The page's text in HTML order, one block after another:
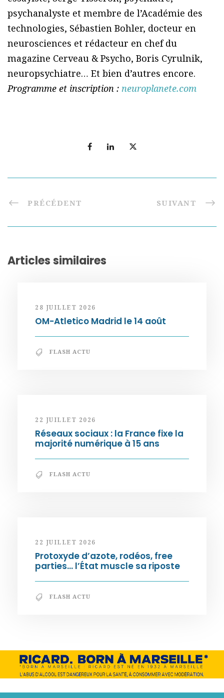
psychanalyste et membre de l’Académie des
technologies, Sébastien Bohler, docteur en
neurosciences et rédacteur en chef du
magazine Cerveau & Psycho, Boris Cyrulnik,
neuropsychiatre… Et bien d’autres encore.
Programme et inscription : neuroplanete.com
PRÉCÉDENT SUIVANT
Articles similaires
28 JUILLET 2026
OM-Atletico Madrid le 14 août
FLASH ACTU
22 JUILLET 2026
Réseaux sociaux : la France fixe la
majorité numérique à 15 ans
FLASH ACTU
22 JUILLET 2026
Protoxyde d’azote, rodéos, free
parties… l’État muscle sa riposte
FLASH ACTU